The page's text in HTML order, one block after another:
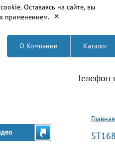
Оставаясь на сайте, вы
применением. ×
О Компании Каталог
Телефон
Вы
Главная